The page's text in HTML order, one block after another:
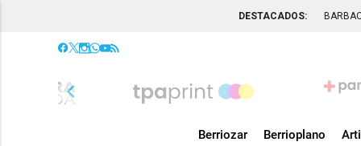
DESTACADOS:
chevron_left
Berriozar Berrioplano